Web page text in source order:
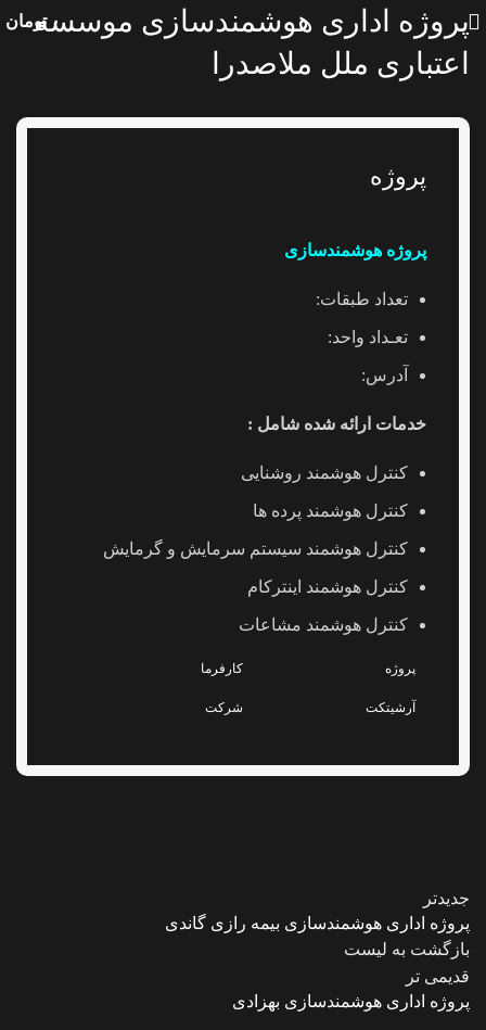
۰ تومانپروژه اداری هوشمندسازی موسسه
اعتباری ملل ملاصدرا
پروژه
پروژه هوشمندسازی
تعداد طبقات:
تعـداد واحد:
آدرس:
خدمات ارائه شده شامل :
کنترل هوشمند روشنایی
کنترل هوشمند پرده ها
کنترل هوشمند سیستم سرمایش و گرمایش
کنترل هوشمند اینترکام
کنترل هوشمند مشاعات
پروژه کارفرما
آرشیتکت شرکت
جدیدتر
پروژه اداری هوشمندسازی بیمه رازی گاندی
بازگشت به لیست
قدیمی تر
پروژه اداری هوشمندسازی بهزادی